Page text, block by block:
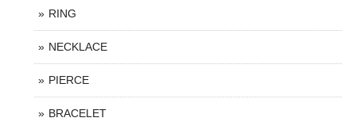
RING
NECKLACE
PIERCE
BRACELET